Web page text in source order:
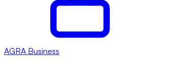
AGRA Business